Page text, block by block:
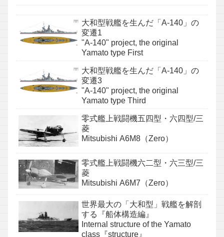
大和型戦艦を生んだ「A-140」の
変遷1
"A-140" project, the original
Yamato type First
大和型戦艦を生んだ「A-140」の
変遷3
"A-140" project, the original
Yamato type Third
零式艦上戦闘機五四型・六四型/三
菱
Mitsubishi A6M8（Zero）
零式艦上戦闘機六二型・六三型/三
菱
Mitsubishi A6M7（Zero）
世界最大の「大和型」戦艦を解剖
する『船体構造編』
Internal structure of the Yamato
class『structure』